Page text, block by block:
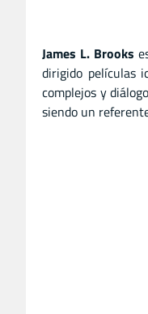
James L. Brooks
dirigido películas
complejos y
siendo un